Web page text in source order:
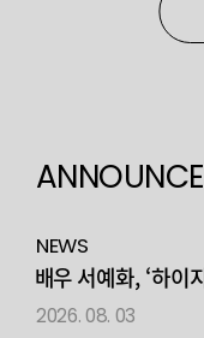
ANNOUNCE
NEWS
배우 서예화, ‘하이
2026. 08. 03